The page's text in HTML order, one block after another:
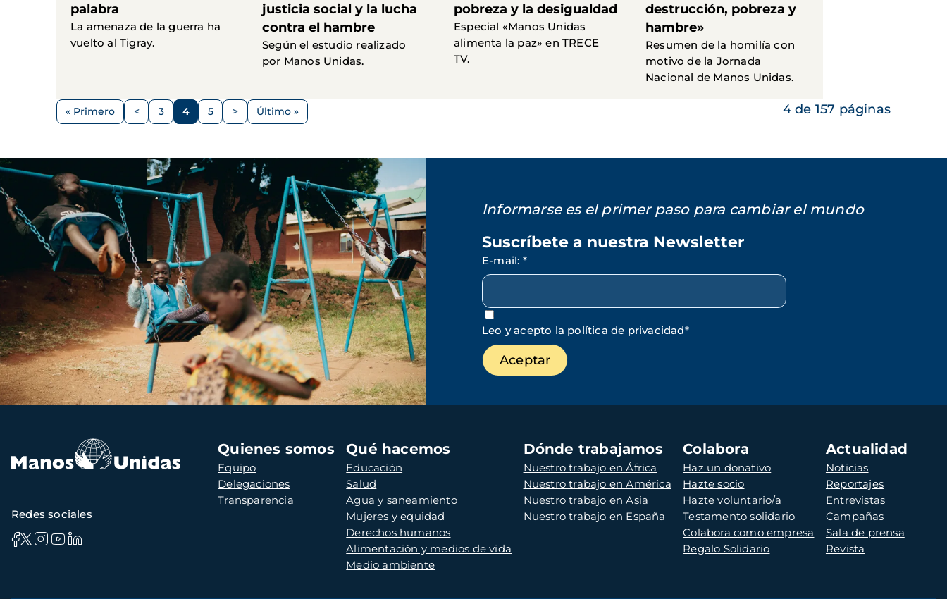
palabra
La amenaza de la guerra ha
vuelto al Tigray.
justicia social y la lucha
contra el hambre
Según el estudio realizado
por Manos Unidas.
pobreza y la desigualdad
Especial «Manos Unidas
alimenta la paz» en TRECE
TV.
destrucción, pobreza y
hambre»
Resumen de la homilía con
motivo de la Jornada
Nacional de Manos Unidas.
Paginación
Primera
« Primero
Página
< Página
3 Página
4 Página
5
Siguiente
>
Última
Último » 4 de 157 páginas
Informarse es el primer paso para cambiar el mundo
Suscríbete a nuestra Newsletter
E-mail: *
Leo y acepto la política de privacidad*
Navegación
principal
Quienes somos
Equipo
Delegaciones
Transparencia
Qué hacemos
Educación
Salud
Agua y saneamiento
Mujeres y equidad
Derechos humanos
Alimentación y medios de vida
Medio ambiente
Dónde trabajamos
Nuestro trabajo en África
Nuestro trabajo en América
Nuestro trabajo en Asia
Nuestro trabajo en España
Colabora
Haz un donativo
Hazte socio
Hazte voluntario/a
Testamento solidario
Colabora como empresa
Regalo Solidario
Actualidad
Noticias
Reportajes
Entrevistas
Campañas
Sala de prensa
Revista
Redes sociales